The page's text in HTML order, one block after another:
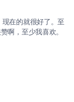
在的就很好了。至
啊，至少我喜欢。